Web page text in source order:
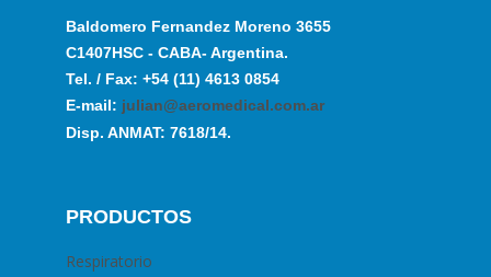
Baldomero Fernandez Moreno 3655
C1407HSC - CABA- Argentina.
Tel. / Fax: +54 (11) 4613 0854
E-mail: julian@aeromedical.com.ar
Disp. ANMAT: 7618/14.
PRODUCTOS
Respiratorio